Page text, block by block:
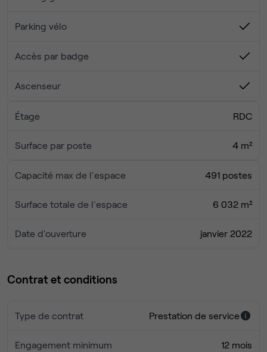
- Poste de travail + salles de réunion
- Espaces de convivialité (workcafé, tisaneries...)
- Restauration sur site
possible sur devis.
Parking vélo
Accès par badge
Ascenseur
Étage RDC
Surface par poste 4 m²
Capacité max de l'espace 491 postes
Surface totale de l'espace 6 032 m²
Date d'ouverture janvier 2022
Contrat et conditions
Type de contrat Prestation de service
Engagement minimum 12 mois